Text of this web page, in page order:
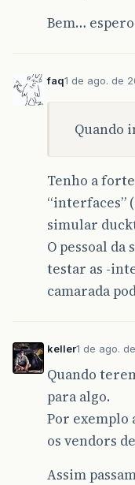
Bem…
faq1 de ago. de
Quando
Tenho a
“interfaces”
simular
O pessoal
testar as -
camarada
keller1 de ago.
Quando
para algo.
Por exemplo
os vendors
Assim